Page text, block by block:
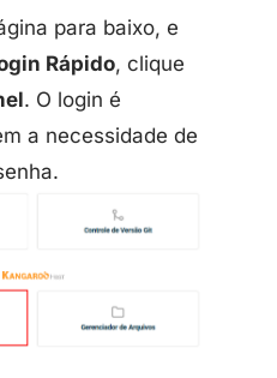
para baixo, e
Rápido, clique
. O login é
a necessidade de